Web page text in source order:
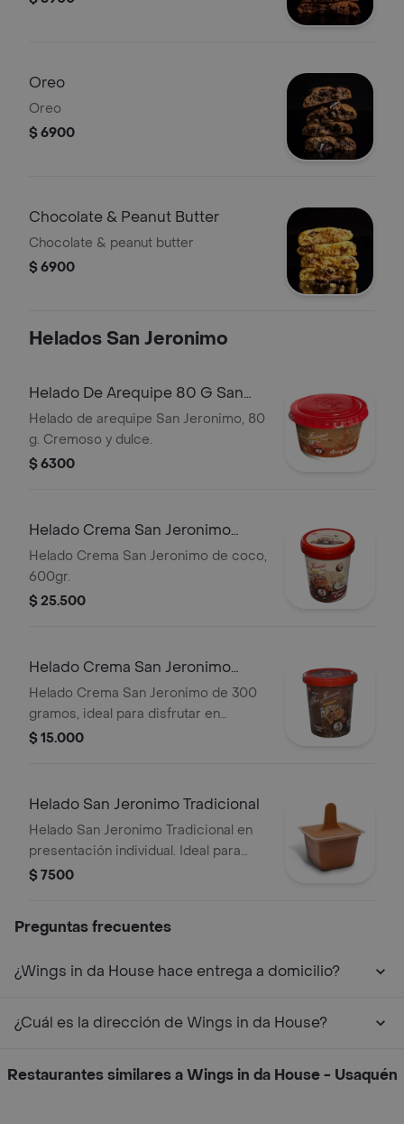
Oreo
Oreo
$ 6900
Chocolate & Peanut Butter
Chocolate & peanut butter
$ 6900
Helados San Jeronimo
Helado De Arequipe 80 G San
Jeronimo
Helado de arequipe San Jeronimo, 80
g. Cremoso y dulce.
$ 6300
Helado Crema San Jeronimo
600gr
Helado Crema San Jeronimo de coco,
600gr.
$ 25.500
Helado Crema San Jeronimo
300gr
Helado Crema San Jeronimo de 300
gramos, ideal para disfrutar en
cualquier momento.
$ 15.000
Helado San Jeronimo Tradicional
Helado San Jeronimo Tradicional en
presentación individual. Ideal para
disfrutar en cualquier momento.
$ 7500
Preguntas frecuentes
¿Wings in da House hace entrega a domicilio?
¿Cuál es la dirección de Wings in da House?
Restaurantes similares a Wings in da House - Usaquén